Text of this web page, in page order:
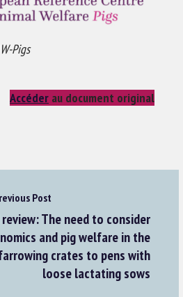
Pigs
Accéder au document original
Post
The need to consider
and pig welfare in the
crates to pens with
loose lactating sows